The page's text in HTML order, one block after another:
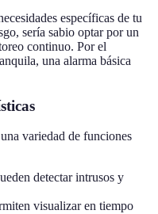
específicas de tu
sería sabio optar por un
continuo. Por el
una alarma básica
variedad de funciones
detectar intrusos y
visualizar en tiempo